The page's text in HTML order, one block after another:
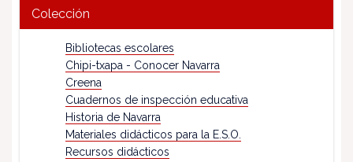
Colección
Bibliotecas escolares
Chipi-txapa - Conocer Navarra
Creena
Cuadernos de inspección educativa
Historia de Navarra
Materiales didácticos para la E.S.O.
Recursos didácticos